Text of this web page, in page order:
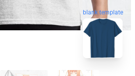
blank template